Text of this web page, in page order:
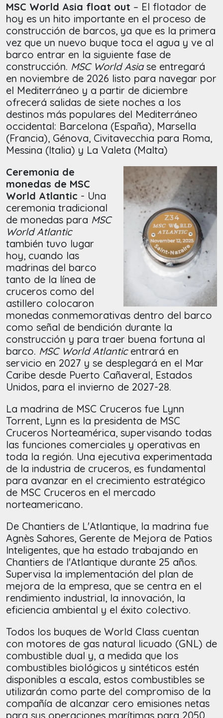
MSC World Asia float out – El flotador de
hoy es un hito importante en el proceso de
construcción de barcos, ya que es la primera
vez que un nuevo buque toca el agua y ve al
barco entrar en la siguiente fase de
construcción. MSC World Asiase entregará
en noviembre de 2026 listo para navegar por
el Mediterráneo y a partir de diciembre
ofrecerá salidas de siete noches a los
destinos más populares del Mediterráneo
occidental: Barcelona (España), Marsella
(Francia), Génova, Civitavecchia para Roma,
Messina (Italia) y La Valeta (Malta)
Ceremonia de
monedas de MSC
World Atlantic - Una
ceremonia tradicional
de monedas para MSC
World Atlantic
también tuvo lugar
hoy, cuando las
madrinas del barco
tanto de la línea de
cruceros como del
astillero colocaron
monedas conmemorativas dentro del barco
como señal de bendición durante la
construcción y para traer buena fortuna al
barco. MSC World Atlantic entrará en
servicio en 2027 y se desplegará en el Mar
Caribe desde Puerto Cañaveral, Estados
Unidos, para el invierno de 2027-28.
La madrina de MSC Cruceros fue Lynn
Torrent, Lynn es la presidenta de MSC
Cruceros Norteamérica, supervisando todas
las funciones comerciales y operativas en
toda la región. Una ejecutiva experimentada
de la industria de cruceros, es fundamental
para avanzar en el crecimiento estratégico
de MSC Cruceros en el mercado
norteamericano.
De Chantiers de L'Atlantique, la madrina fue
Agnès Sahores, Gerente de Mejora de Patios
Inteligentes, que ha estado trabajando en
Chantiers de l'Atlantique durante 25 años.
Supervisa la implementación del plan de
mejora de la empresa, que se centra en el
rendimiento industrial, la innovación, la
eficiencia ambiental y el éxito colectivo.
Todos los buques de World Class cuentan
con motores de gas natural licuado (GNL) de
combustible dual y, a medida que los
combustibles biológicos y sintéticos estén
disponibles a escala, estos combustibles se
utilizarán como parte del compromiso de la
compañía de alcanzar cero emisiones netas
para sus operaciones marítimas para 2050.